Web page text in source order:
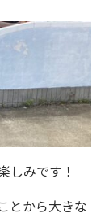
しみです！
とから大きな